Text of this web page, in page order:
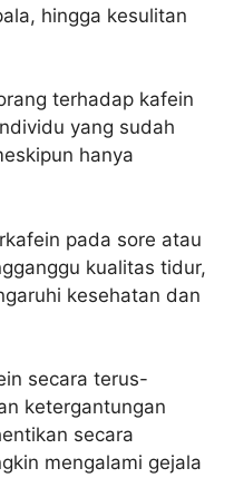
hingga kesulitan
terhadap kafein
yang sudah
hanya
pada sore atau
kualitas tidur,
kesehatan dan
secara terus-
ketergantungan
secara
mengalami gejala